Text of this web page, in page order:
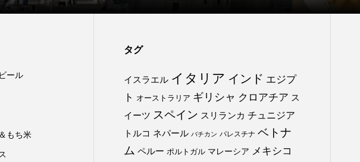
ール
もち米
タグ
イスラエル イタリア インド エジプ
ト オーストラリア ギリシャ クロアチア ス
イーツ スペイン スリランカ チュニジア
トルコ ネパール バチカン パレスチナ ベトナ
ム ペルー ポルトガル マレーシア メキシコ